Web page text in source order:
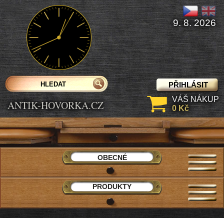
ANTIK-HOVORKA.CZ
PŘIHLÁSIT
9. 8. 2026
VÁŠ NÁKUP
0 Kč
OBECNÉ
PRODUKTY